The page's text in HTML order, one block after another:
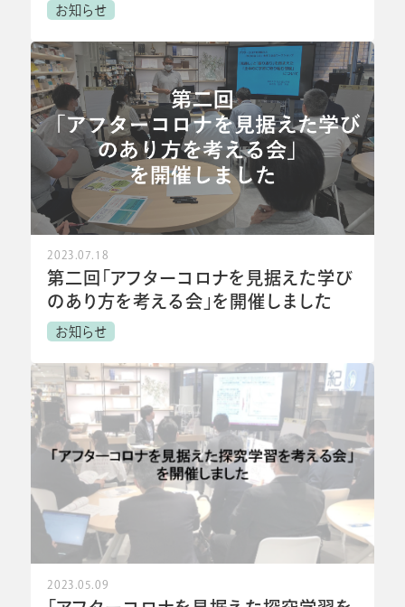
お知らせ
2023.07.18
第二回「アフターコロナを見据えた学び
のあり方を考える会」を開催しました
お知らせ
2023.05.09